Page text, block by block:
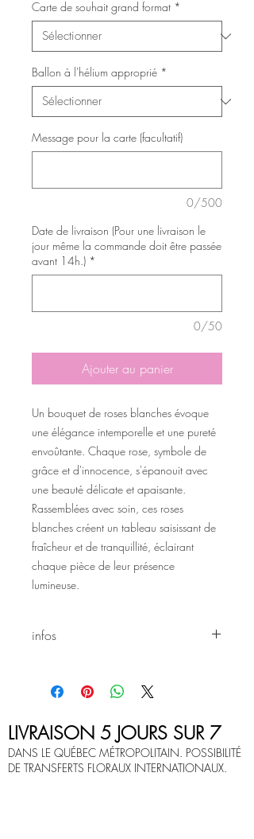
Carte de souhait grand format *
Ballon à l'hélium approprié *
Message pour la carte (facultatif)
0/500
Date de livraison (Pour une livraison le
jour même la commande doit être passée
avant 14h.) *
0/50
Ajouter au panier
Un bouquet de roses blanches évoque
une élégance intemporelle et une pureté
envoûtante. Chaque rose, symbole de
grâce et d'innocence, s'épanouit avec
une beauté délicate et apaisante.
Rassemblées avec soin, ces roses
blanches créent un tableau saisissant de
fraîcheur et de tranquillité, éclairant
chaque pièce de leur présence
lumineuse.
infos
sujet à changement selon les saisons et
les disponibilités.
LIVRAISON 5 JOURS SUR 7
DANS LE QUÉBEC MÉTROPOLITAIN. POSSIBILITÉ
DE TRANSFERTS FLORAUX INTERNATIONAUX.